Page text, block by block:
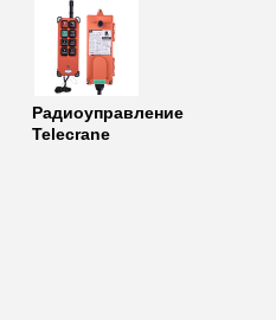
Радиоуправление
Telecrane